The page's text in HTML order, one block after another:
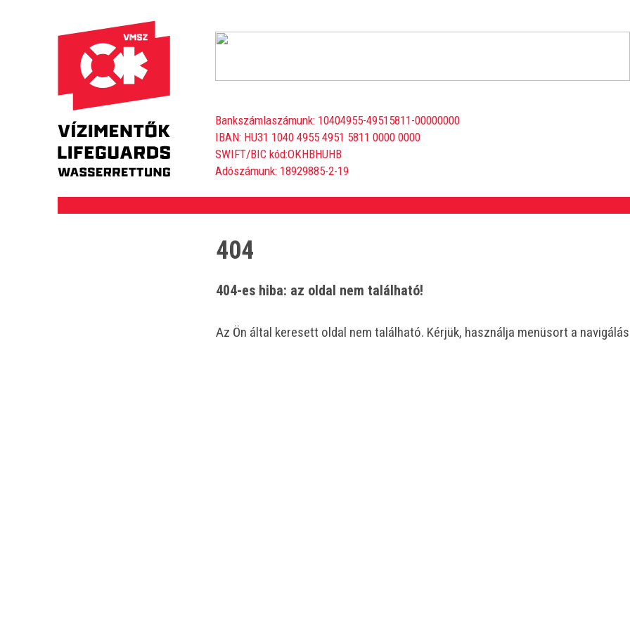
Bankszámlaszámunk: 10404955-49515811-00000000
IBAN: HU31 1040 4955 4951 5811 0000 0000
SWIFT/BIC kód:OKHBHUHB
Adószámunk: 18929885-2-19
404
404-es hiba: az oldal nem található!
Az Ön által keresett oldal nem található. Kérjük, használja menüsort a